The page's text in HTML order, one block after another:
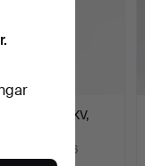
Louis XV,
17 maj 2026